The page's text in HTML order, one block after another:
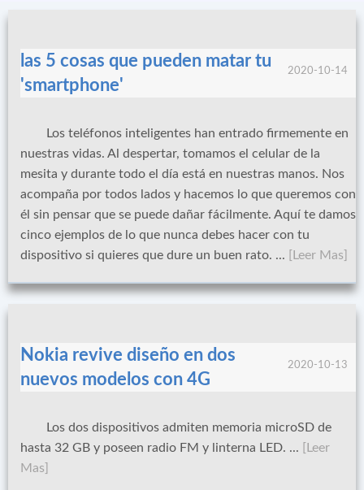
2020-10-14
las 5 cosas que pueden matar tu
'smartphone'
Los teléfonos inteligentes han entrado firmemente en
nuestras vidas. Al despertar, tomamos el celular de la
mesita y durante todo el día está en nuestras manos. Nos
acompaña por todos lados y hacemos lo que queremos con
él sin pensar que se puede dañar fácilmente. Aquí te damos
cinco ejemplos de lo que nunca debes hacer con tu
dispositivo si quieres que dure un buen rato. ...
[Leer Mas]
2020-10-13
Nokia revive diseño en dos
nuevos modelos con 4G
Los dos dispositivos admiten memoria microSD de
hasta 32 GB y poseen radio FM y linterna LED. ...
[Leer
Mas]